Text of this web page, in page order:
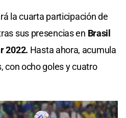
la cuarta participación de
sus presencias en Brasil
2022. Hasta ahora, acumula
con ocho goles y cuatro